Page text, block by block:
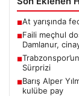
■At yarışında
■Faili meçhul
Damlanur,
■
Sürprizi
■Barış Alper
kulübe pay